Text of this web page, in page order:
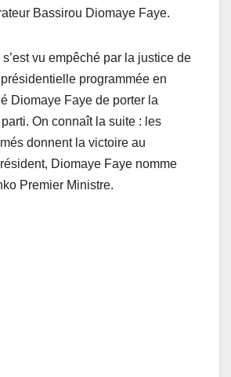
Bassirou Diomaye Faye.
vu empêché par la justice de
programmée en
Diomaye Faye de porter la
On connaît la suite : les
donnent la victoire au
Diomaye Faye nomme
Premier Ministre.